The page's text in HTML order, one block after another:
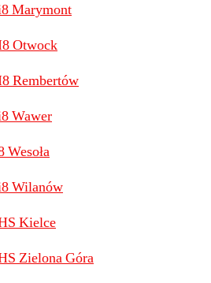
Marymont
Otwock
Rembertów
Wawer
Wesoła
Wilanów
Kielce
Zielona Góra